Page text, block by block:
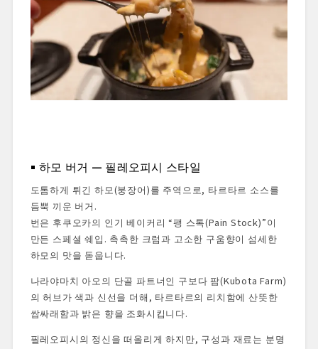
하모 버거 — 필레오피시 스타일
도톰하게 튀긴 하모(붕장어)를 주역으로, 타르타르 소스를
듬뿍 끼운 버거.
번은 후쿠오카의 인기 베이커리 “팽 스톡(Pain Stock)”이
만든 스페셜 쉐입. 촉촉한 크럼과 고소한 구움향이 섬세한
하모의 맛을 돋웁니다.
나라야마치 아오의 단골 파트너인 구보다 팜(Kubota Farm)
의 허브가 색과 신선을 더해, 타르타르의 리치함에 산뜻한
쌉싸래함과 밝은 향을 조화시킵니다.
필레오피시의 정신을 떠올리게 하지만, 구성과 재료는 분명